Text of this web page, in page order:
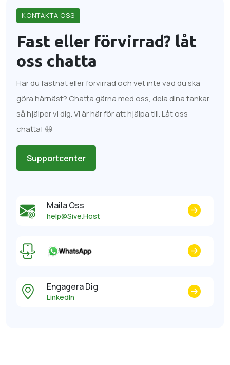
KONTAKTA OSS
Fast eller förvirrad? låt
oss chatta
Har du fastnat eller förvirrad och vet inte vad du ska
göra härnäst? Chatta gärna med oss, dela dina tankar
så hjälper vi dig. Vi är här för att hjälpa till. Låt oss
chatta! 😃
Supportcenter
Maila Oss
help@Sive.Host
Engagera Dig
LinkedIn